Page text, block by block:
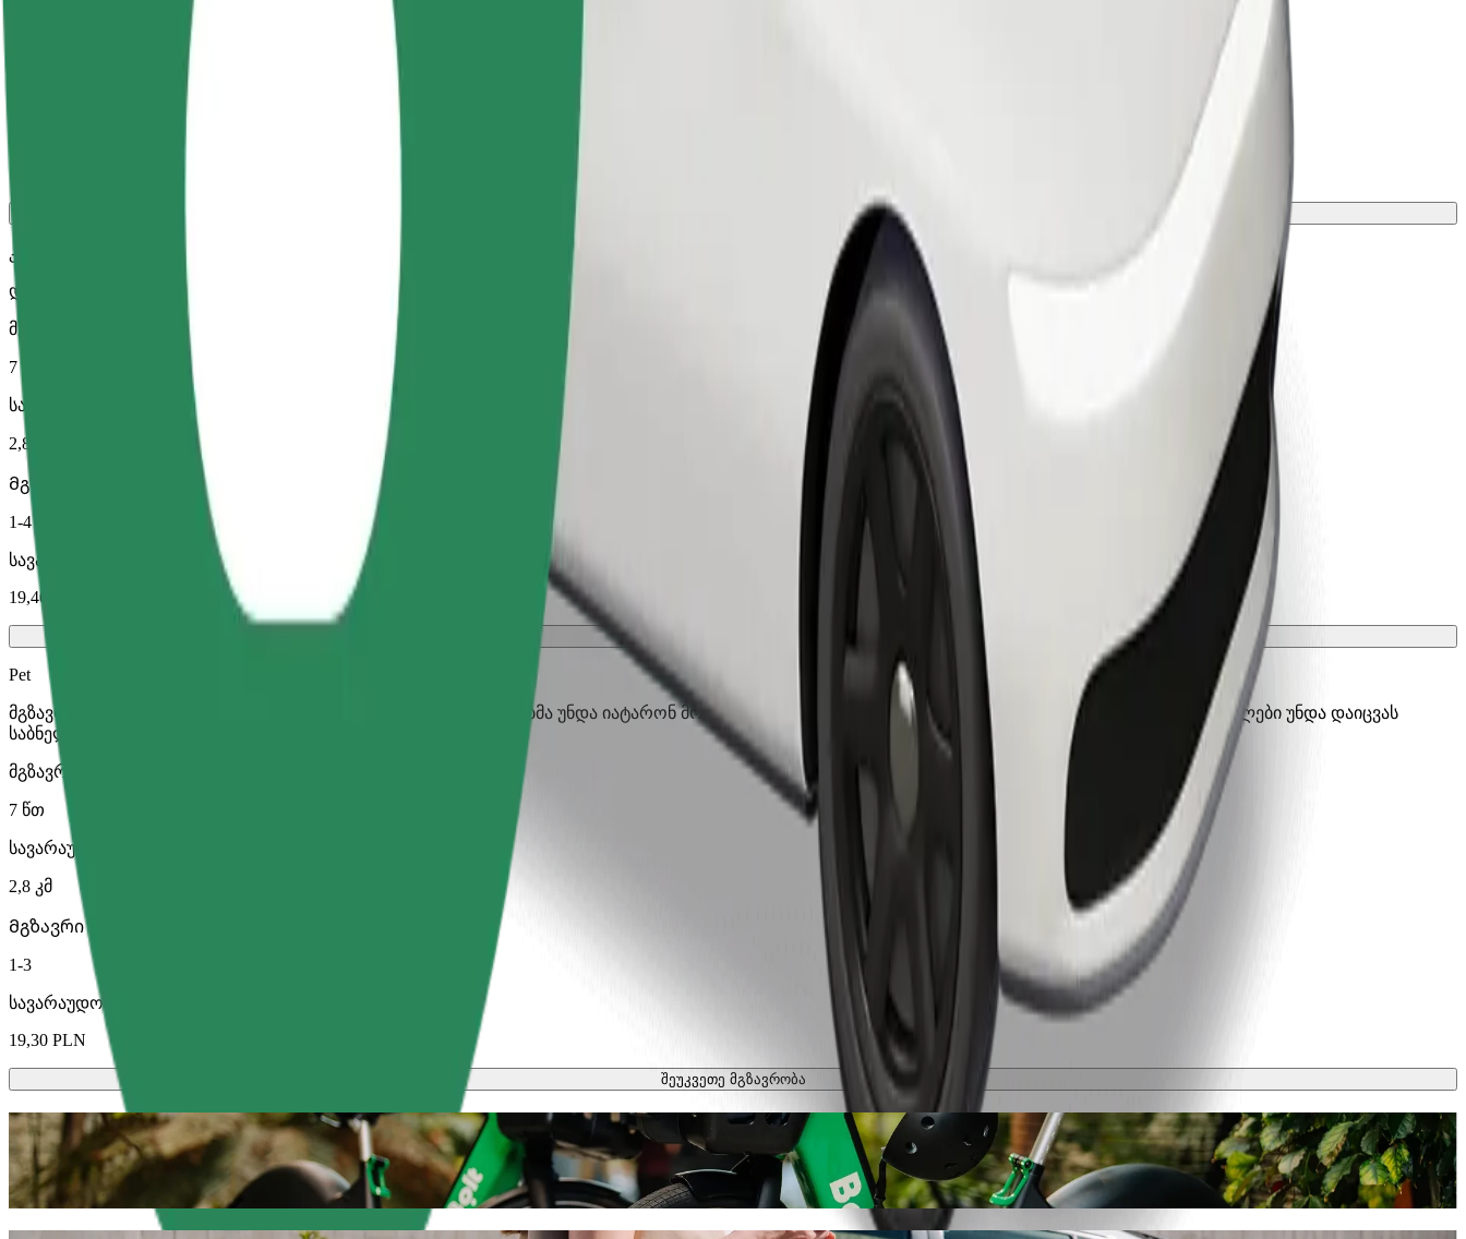
13,50 PLN
კომფორტი
დიდი მანქანები მეტი სივრცით
მგზავრობის სავარაუდო დრო
7 წთ
სავარაუდო მანძილი
2,8 კმ
Მგზავრი
1-4
სავარაუდო ფასი
19,40 PLN
Pet
მგზავრობა შენთან და შენს შინაურ ცხოველთან ერთად. ძაღლებმა უნდა იატარონ მორჩი, პატარა ცხოველებს სჭირდებათ გადასატანი გალიის, სავარძლები უნდა დაიცვას
საბნელით ან პადით.
მგზავრობის სავარაუდო დრო
7 წთ
სავარაუდო მანძილი
2,8 კმ
Მგზავრი
1-3
სავარაუდო ფასი
19,30 PLN
შეუკვეთე მგზავრობა
სკუტერები ან ელექტრო-ველოსიპედები
გადაადგილდი ოლშტინი-ში სკუტერით ან ელექტრო-ველოსიპედით
გადმოწერე Bolt